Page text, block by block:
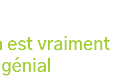
est vraiment
génial